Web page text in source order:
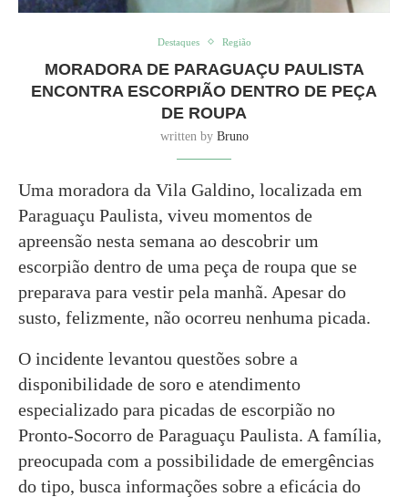
Destaques Região
MORADORA DE PARAGUAÇU PAULISTA
ENCONTRA ESCORPIÃO DENTRO DE PEÇA
DE ROUPA
written by Bruno
Uma moradora da Vila Galdino, localizada em
Paraguaçu Paulista, viveu momentos de
apreensão nesta semana ao descobrir um
escorpião dentro de uma peça de roupa que se
preparava para vestir pela manhã. Apesar do
susto, felizmente, não ocorreu nenhuma picada.
O incidente levantou questões sobre a
disponibilidade de soro e atendimento
especializado para picadas de escorpião no
Pronto-Socorro de Paraguaçu Paulista. A família,
preocupada com a possibilidade de emergências
do tipo, busca informações sobre a eficácia do